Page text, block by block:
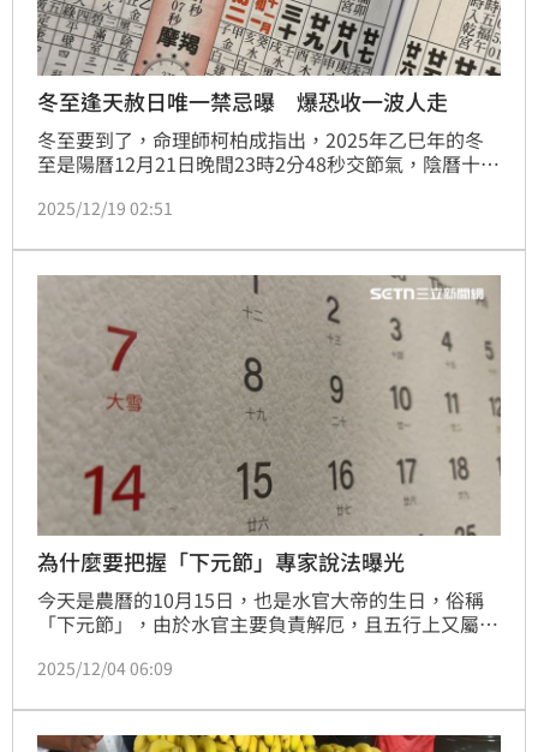
冬至逢天赦日唯一禁忌曝 爆恐收一波人走
冬至要到了，命理師柯柏成指出，2025年乙巳年的冬
至是陽曆12月21日晚間23時2分48秒交節氣，陰曆十一
「老天會在冬至收一波人走」。
2025/12/19 02:51
為什麼要把握「下元節」專家說法曝光
今天是農曆的10月15日，也是水官大帝的生日，俗稱
「下元節」，由於水官主要負責解厄，且五行上又屬於
以準備供品酬神「謝平安」，若是生肖屬牛、羊、龍、
可以旺整年。
2025/12/04 06:09